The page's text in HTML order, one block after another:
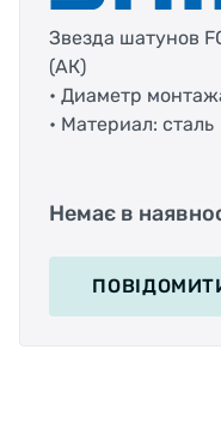
Звезда шатунов
(АК)
• Диаметр
• Материал: сталь
Немає в